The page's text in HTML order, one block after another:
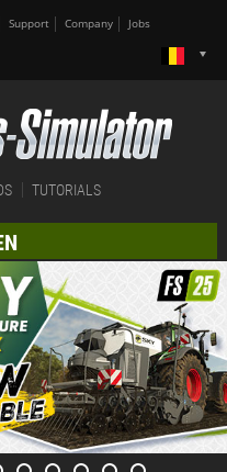
Support Company Jobs
TUTORIALS